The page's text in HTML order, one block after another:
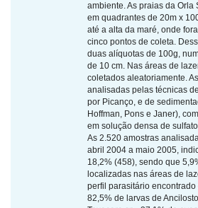
ambiente. As praias da Orla
em quadrantes de 20m x
até a alta da maré, onde
cinco pontos de coleta.
duas alíquotas de 100g,
de 10 cm. Nas áreas de
coletados aleatoriamente.
analisadas pelas técnicas
por Picanço, e de
Hoffman, Pons e Janer),
em solução densa de
As 2.520 amostras
abril 2004 a maio 2005,
18,2% (458), sendo que
localizadas nas áreas de
perfil parasitário
82,5% de larvas de